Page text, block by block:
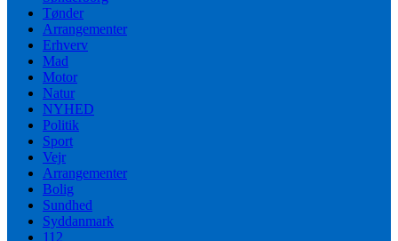
Tønder
Arrangementer
Erhverv
Mad
Motor
Natur
NYHED
Politik
Sport
Vejr
Arrangementer
Bolig
Sundhed
Syddanmark
112